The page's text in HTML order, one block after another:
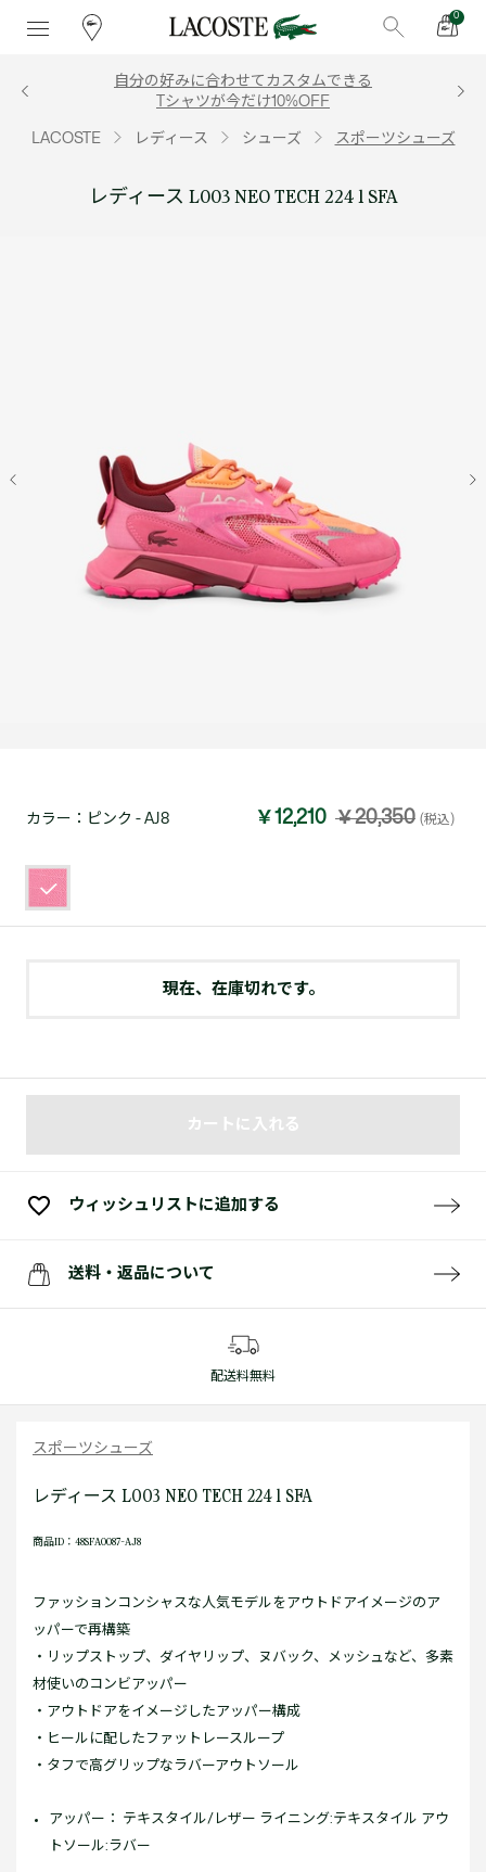
0
自分の好みに合わせてカスタムできる
Tシャツが今だけ10%OFF
LACOSTE レディース シューズ スポーツシューズ
レディース L003 NEO TECH 224 1 SFA
カラー： ピンク - AJ8 ￥12,210 ￥20,350 (税込)
現在、在庫切れです。
カートに入れる
ウィッシュリストに追加する
送料・返品について
配送料無料
スポーツシューズ
レディース L003 NEO TECH 224 1 SFA
商品ID：48SFA0087-AJ8
ファッションコンシャスな人気モデルをアウトドアイメージのア
ッパーで再構築
・リップストップ、ダイヤリップ、ヌバック、メッシュなど、多素
材使いのコンビアッパー
・アウトドアをイメージしたアッパー構成
・ヒールに配したファットレースループ
・タフで高グリップなラバーアウトソール
アッパー： テキスタイル/レザー ライニング:テキスタイル アウ
トソール:ラバー